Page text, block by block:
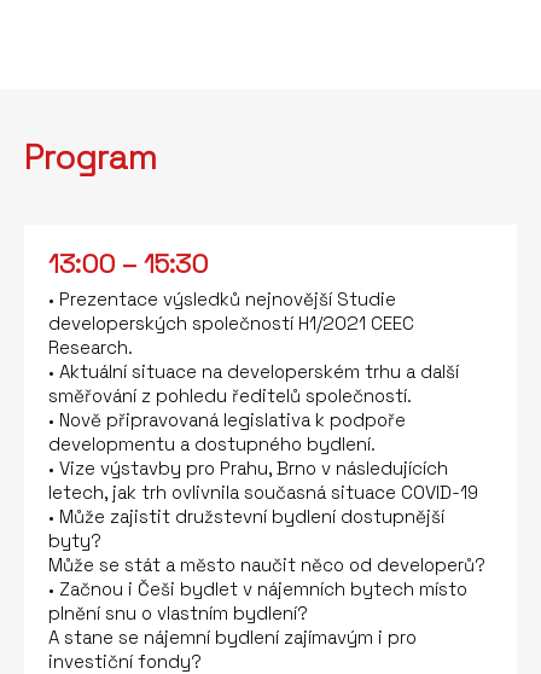
Program
13:00 – 15:30
• Prezentace výsledků nejnovější Studie
developerských společností H1/2021 CEEC
Research.
• Aktuální situace na developerském trhu a další
směřování z pohledu ředitelů společností.
• Nově připravovaná legislativa k podpoře
developmentu a dostupného bydlení.
• Vize výstavby pro Prahu, Brno v následujících
letech, jak trh ovlivnila současná situace COVID-19
• Může zajistit družstevní bydlení dostupnější
byty?
Může se stát a město naučit něco od developerů?
• Začnou i Češi bydlet v nájemních bytech místo
plnění snu o vlastním bydlení?
A stane se nájemní bydlení zajímavým i pro
investiční fondy?